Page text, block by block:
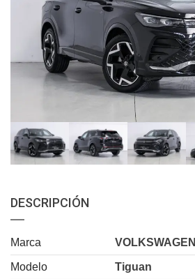
DESCRIPCIÓN
Marca VOLKSWAGEN
Modelo Tiguan